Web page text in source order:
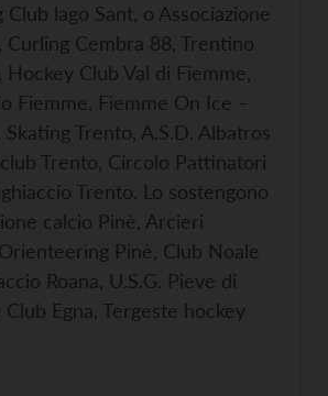
lago Sant, o Associazione
Curling Cembra 88, Trentino
Hockey Club Val di Fiemme,
Fiemme, Fiemme On Ice –
Skating Trento, A.S.D. Albatros
Trento, Circolo Pattinatori
Trento. Lo sostengono
calcio Pinè, Arcieri
Pinè, Club Noale
Roana, U.S.G. Pieve di
Egna, Tergeste hockey